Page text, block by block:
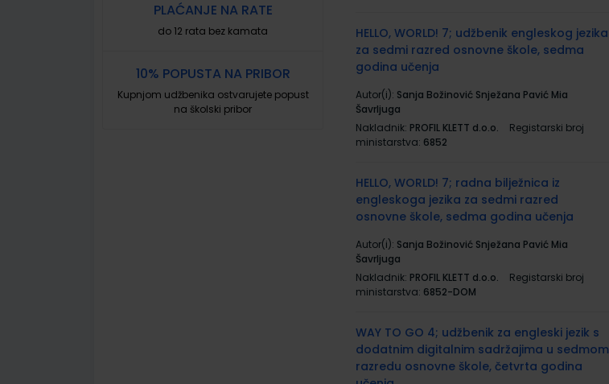
PLAĆANJE NA RATE
do 12 rata bez kamata
10% POPUSTA NA PRIBOR
Kupnjom udžbenika ostvarujete popust
na školski pribor
HELLO, WORLD! 7; udžbenik engleskog jezika
za sedmi razred osnovne škole, sedma
godina učenja
Autor(i): Sanja Božinović Snježana Pavić Mia
Šavrljuga
Nakladnik: PROFIL KLETT d.o.o.
Registarski broj
ministarstva: 6852
HELLO, WORLD! 7; radna bilježnica iz
engleskoga jezika za sedmi razred
osnovne škole, sedma godina učenja
Autor(i): Sanja Božinović Snježana Pavić Mia
Šavrljuga
Nakladnik: PROFIL KLETT d.o.o.
Registarski broj
ministarstva: 6852-DOM
WAY TO GO 4; udžbenik za engleski jezik s
dodatnim digitalnim sadržajima u sedmom
razredu osnovne škole, četvrta godina